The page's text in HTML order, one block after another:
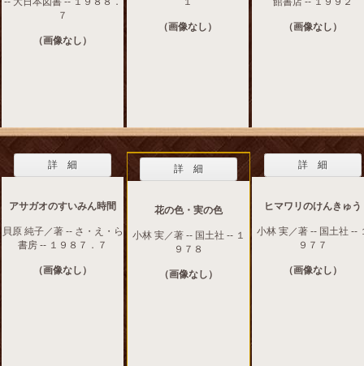
７
（画像なし）
（画像なし） （画像なし）
詳 細
アサガオのすいみん時間
貝原 純子／著 -- さ・え・ら
書房 -- １９８７．７
（画像なし）
詳 細
花の色・実の色
小林 実／著 -- 国土社 -- １
９７８
（画像なし）
詳 細
ヒマワリのけんきゅう
小林 実／著 -- 国土社 --
９７７
（画像なし）